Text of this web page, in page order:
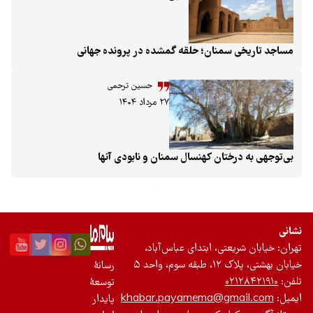
«مسجد جامع زاوقان» نیز معروف است و احتمالاً مصلای شهر سمنان
در دوره تیموری یا دوره‌ای نزدیک به آن بوده - نشان از اهمیت تاریخی
این منطقه دارد. در گذشته محله زاوقان را ورودی سمنان می‌دانستند.
مساجد تاریخی سمنان؛ حلقه گمشده در پرونده جهانی
حسین ترحمی
۲۷ مرداد ۱۴۰۴
بی‌توجهی به درختان کهنسال سمنان و نابودی آنها
نشانی
تهران: خیابان شریعتی، ابتدای عباس‌آباد،
خیابان بهشتی، پلاک ۱۲، طبقه سوم، واحد ۵
تلفن: ۰۲۱۲۸۴۲۱۹۱۰
ایمیل: khabar.payamema@gmail.com
رسانۀ
توسعۀ
پایدار